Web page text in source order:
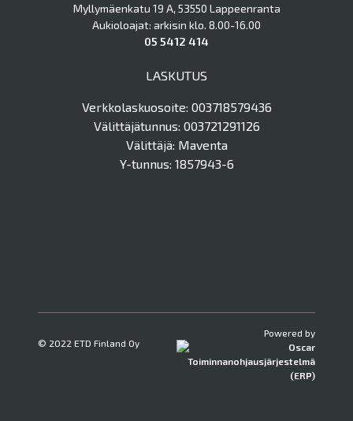
Myllymäenkatu 19 A, 53550 Lappeenranta
Aukioloajat: arkisin klo. 8.00-16.00
05 5412 414
LASKUTUS
Verkkolaskuosoite: 003718579436
Välittäjätunnus: 003721291126
Välittäjä: Maventa
Y-tunnus: 1857943-6
© 2022 ETD Finland Oy
Powered by